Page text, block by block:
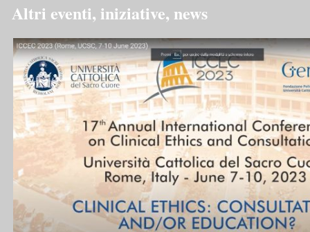
Altri eventi, iniziative, news